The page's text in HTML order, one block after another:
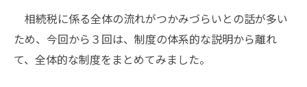
相続税に係る全体の流れがつかみづらいとの話が多い
ため、今回から３回は、制度の体系的な説明から離れ
て、全体的な制度をまとめてみました。